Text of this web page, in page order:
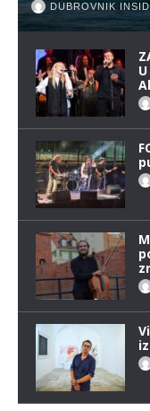
DUBROVNIK